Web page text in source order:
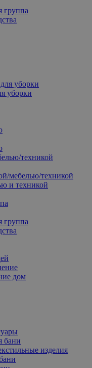
группа
уборки
уборки
техникой
мебелью/техникой
и техникой
группа
дом
бани
изделия